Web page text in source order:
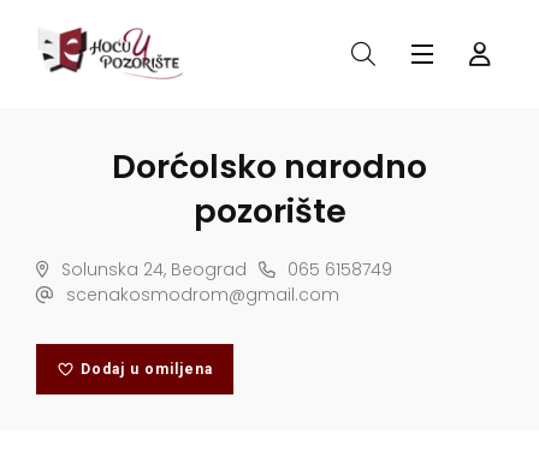
Dorćolsko narodno
pozorište
Solunska 24, Beograd
065 6158749
scenakosmodrom@gmail.com
Dodaj u omiljena